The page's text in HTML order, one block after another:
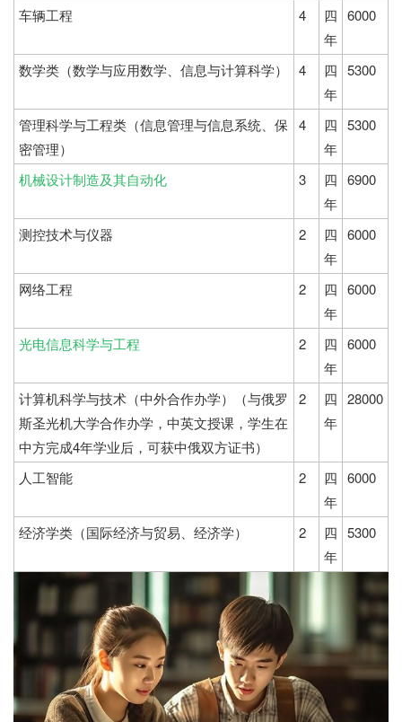
车辆工程 4
四
年
6000
数学类（数学与应用数学、信息与计算科学） 4
四
年
5300
管理科学与工程类（信息管理与信息系统、保
密管理）
4
四
年
5300
机械设计制造及其自动化 3
四
年
6900
测控技术与仪器 2
四
年
6000
网络工程 2
四
年
6000
光电信息科学与工程 2
四
年
6000
计算机科学与技术（中外合作办学）（与俄罗
斯圣光机大学合作办学，中英文授课，学生在
中方完成4年学业后，可获中俄双方证书）
2
四
年
28000
人工智能 2
四
年
6000
经济学类（国际经济与贸易、经济学） 2
四
年
5300